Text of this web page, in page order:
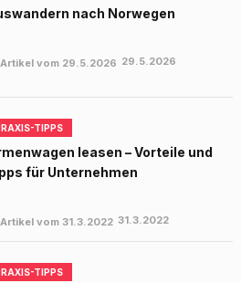
nach Norwegen
29.5.2026
TIPPS
leasen – Vorteile und
für Unternehmen
31.3.2022
TIPPS